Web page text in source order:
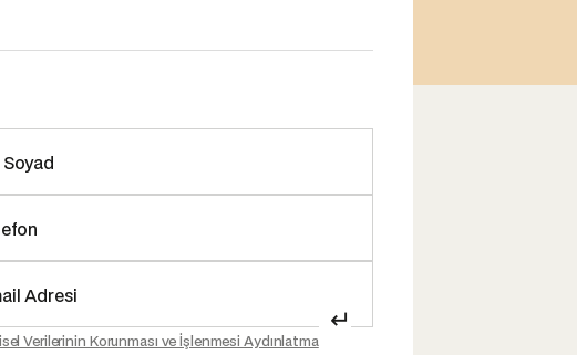
Verilerinin Korunması ve İşlenmesi Aydınlatma
↵